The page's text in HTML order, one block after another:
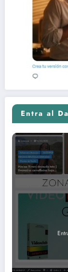
Entra al